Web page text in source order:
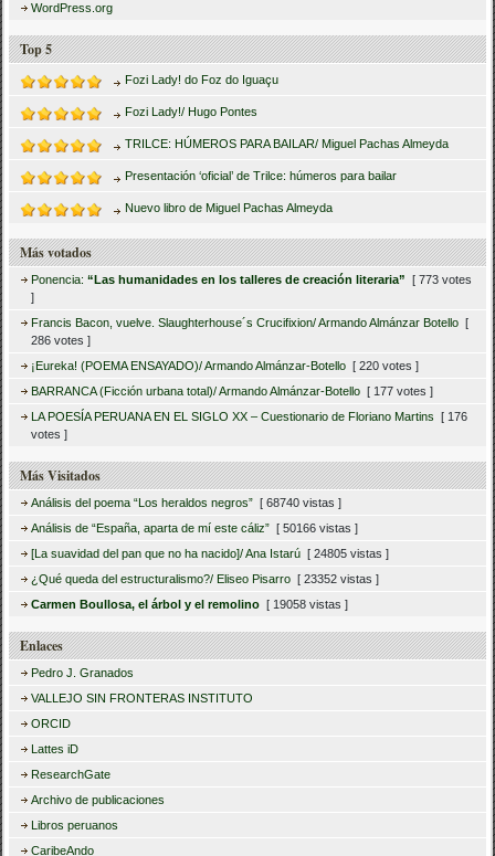
WordPress.org
Top 5
Fozi Lady! do Foz do Iguaçu
Fozi Lady!/ Hugo Pontes
TRILCE: HÚMEROS PARA BAILAR/ Miguel Pachas Almeyda
Presentación ‘oficial’ de Trilce: húmeros para bailar
Nuevo libro de Miguel Pachas Almeyda
Más votados
Ponencia:“Las humanidades en los talleres de creación literaria”
[ 773 votes
]
Francis Bacon, vuelve. Slaughterhouse´s Crucifixion/ Armando Almánzar Botello [
286 votes ]
¡Eureka! (POEMA ENSAYADO)/ Armando Almánzar-Botello [ 220 votes ]
BARRANCA (Ficción urbana total)/ Armando Almánzar-Botello [ 177 votes ]
LA POESÍA PERUANA EN EL SIGLO XX – Cuestionario de Floriano Martins
[ 176
votes ]
Más Visitados
Análisis del poema “Los heraldos negros” [ 68740 vistas ]
Análisis de “España, aparta de mí este cáliz” [ 50166 vistas ]
[La suavidad del pan que no ha nacido]/ Ana Istarú [ 24805 vistas ]
¿Qué queda del estructuralismo?/ Eliseo Pisarro [ 23352 vistas ]
Carmen Boullosa, el árbol y el remolino [ 19058 vistas ]
Enlaces
Pedro J. Granados
VALLEJO SIN FRONTERAS INSTITUTO
ORCID
Lattes iD
ResearchGate
Archivo de publicaciones
Libros peruanos
CaribeAndo